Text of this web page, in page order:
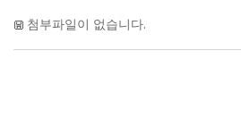
첨부파일이 없습니다.